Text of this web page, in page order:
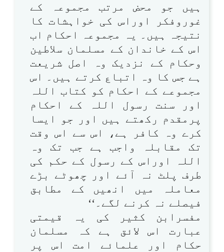
ہیں جو محض مرتب مجموعہ کے
غوروفکر اوراس کی خواہشات کا
نتیجہ ہیں۔ یہ مجموعہ احکام اب
اس کے خاندان کے مسلمان سلاطین
وحکام کے نزدیک وہ اصل شریعت
ہے جس کا وہ اتباع کرتے ہیں۔ اس
مجموعے کے احکام کو کتاب اللہ
اور سنت رسول اللہ کے احکام
پرمقدم رکھتے ہیں اور جو ایسا
کرے وہ کافر ہے، اس سے اس وقت
تک مقابلہ واجب ہے جب تک وہ
اللہ اوراس کے رسول کے حکم کی
طرف پلٹ نہ آئے اور چھوٹے بڑے
معاملہ میں انھیں کے مطابق
فیصلے نہ کرنے لگے۔‘‘
مفسرابن کثیر کی یہ قیمتی
عبارت اس لائق ہے کہ مسلمان
حکام اور علمائے امت اس پر